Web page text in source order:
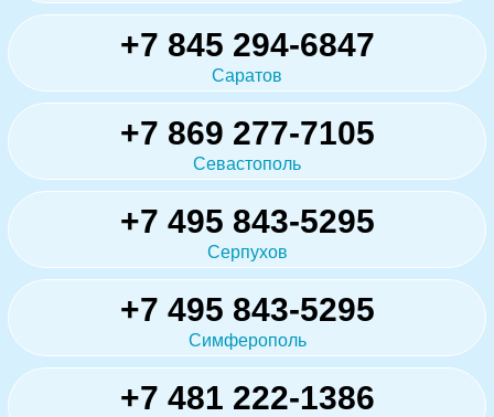
+7 845 294-6847
Саратов
+7 869 277-7105
Севастополь
+7 495 843-5295
Серпухов
+7 495 843-5295
Симферополь
+7 481 222-1386